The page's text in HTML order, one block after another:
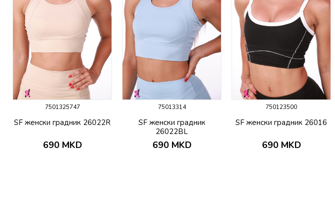
7501325747
SF женски градник 26022R
690 MKD
75013314
SF женски градник
26022BL
690 MKD
750123500
SF женски градник 26016
690 MKD